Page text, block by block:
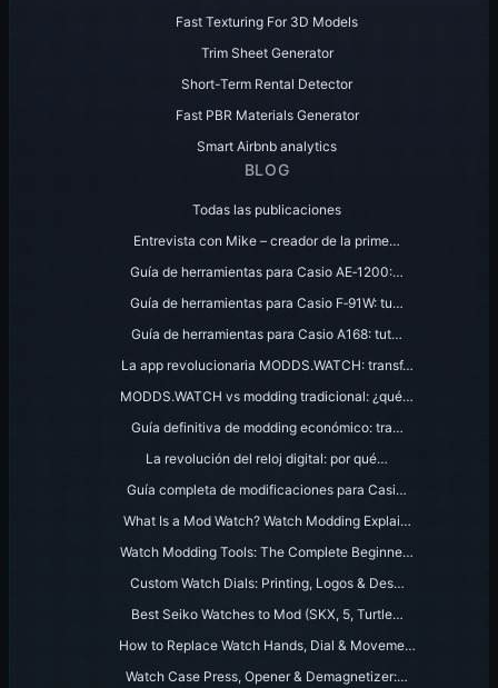
Fast Texturing For 3D Models
Trim Sheet Generator
Short-Term Rental Detector
Fast PBR Materials Generator
Smart Airbnb analytics
BLOG
Todas las publicaciones
Entrevista con Mike – creador de la prime…
Guía de herramientas para Casio AE‑1200:…
Guía de herramientas para Casio F‑91W: tu…
Guía de herramientas para Casio A168: tut…
La app revolucionaria MODDS.WATCH: transf…
MODDS.WATCH vs modding tradicional: ¿qué…
Guía definitiva de modding económico: tra…
La revolución del reloj digital: por qué…
Guía completa de modificaciones para Casi…
What Is a Mod Watch? Watch Modding Explai…
Watch Modding Tools: The Complete Beginne…
Custom Watch Dials: Printing, Logos & Des…
Best Seiko Watches to Mod (SKX, 5, Turtle…
How to Replace Watch Hands, Dial & Moveme…
Watch Case Press, Opener & Demagnetizer:…